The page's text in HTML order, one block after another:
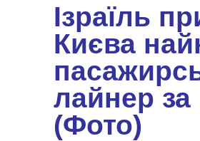
Ізраїль
Києва
лайнер
(Фото)